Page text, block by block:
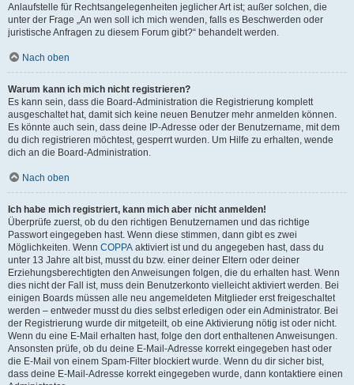
Anlaufstelle für Rechtsangelegenheiten jeglicher Art ist; außer solchen, die
unter der Frage „An wen soll ich mich wenden, falls es Beschwerden oder
juristische Anfragen zu diesem Forum gibt?“ behandelt werden.
Nach oben
Warum kann ich mich nicht registrieren?
Es kann sein, dass die Board-Administration die Registrierung komplett
ausgeschaltet hat, damit sich keine neuen Benutzer mehr anmelden können.
Es könnte auch sein, dass deine IP-Adresse oder der Benutzername, mit dem
du dich registrieren möchtest, gesperrt wurden. Um Hilfe zu erhalten, wende
dich an die Board-Administration.
Nach oben
Ich habe mich registriert, kann mich aber nicht anmelden!
Überprüfe zuerst, ob du den richtigen Benutzernamen und das richtige
Passwort eingegeben hast. Wenn diese stimmen, dann gibt es zwei
Möglichkeiten. Wenn COPPA aktiviert ist und du angegeben hast, dass du
unter 13 Jahre alt bist, musst du bzw. einer deiner Eltern oder deiner
Erziehungsberechtigten den Anweisungen folgen, die du erhalten hast. Wenn
dies nicht der Fall ist, muss dein Benutzerkonto vielleicht aktiviert werden. Bei
einigen Boards müssen alle neu angemeldeten Mitglieder erst freigeschaltet
werden – entweder musst du dies selbst erledigen oder ein Administrator. Bei
der Registrierung wurde dir mitgeteilt, ob eine Aktivierung nötig ist oder nicht.
Wenn du eine E-Mail erhalten hast, folge den dort enthaltenen Anweisungen.
Ansonsten prüfe, ob du deine E-Mail-Adresse korrekt eingegeben hast oder
die E-Mail von einem Spam-Filter blockiert wurde. Wenn du dir sicher bist,
dass deine E-Mail-Adresse korrekt eingegeben wurde, dann kontaktiere einen